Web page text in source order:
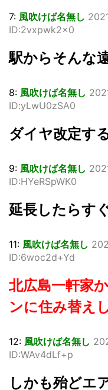
7: 風吹けば名無し
ID:2vxpwk2x0
駅からそんな
8: 風吹けば名無し
ID:yLwU0zSA0
ダイヤ改定す
9: 風吹けば名無し
ID:HYeRSpWK0
延長したらす
11: 風吹けば名無し
ID:6woc2d+Yd
北広島一軒家
ンに住み替え
12: 風吹けば名無し
ID:WAv4dLf+p
しかも殆どエ